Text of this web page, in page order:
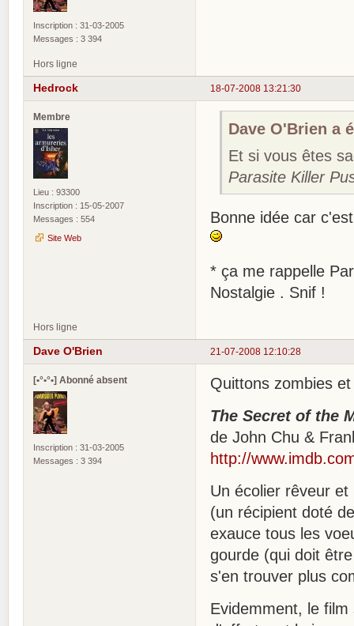
Inscription : 31-03-2005
Messages : 3 394
Hors ligne
18-07-2008 13:21:30
Hedrock
Membre
Lieu : 93300
Inscription : 15-05-2007
Messages : 554
Site Web
Dave O'Brien a
Et si vous êtes
Parasite Killer
Bonne idée car
* ça me rappelle
Nostalgie . Snif !
Hors ligne
21-07-2008 12:10:28
Dave O'Brien
[•°•°•] Abonné absent
Inscription : 31-03-2005
Messages : 3 394
Quittons zombies
The Secret of the
de John Chu &
http://
Un écolier rêveur
(un récipient doté
exauce tous les
gourde (qui doit
s'en trouver plus
Evidemment, le